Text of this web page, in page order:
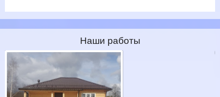
Наши работы